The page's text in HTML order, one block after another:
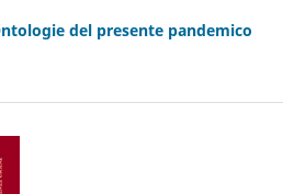
del presente pandemico